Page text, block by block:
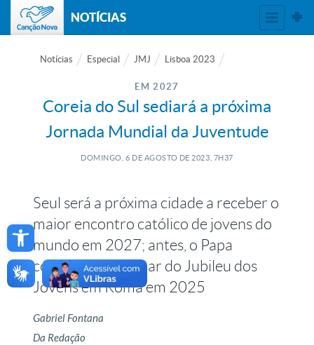
Open toolbar
NOTÍCIAS
Notícias Especial JMJ Lisboa 2023
EM 2027
Coreia do Sul sediará a próxima
Jornada Mundial da Juventude
DOMINGO, 6 DE AGOSTO DE 2023, 7H37
Seul será a próxima cidade a receber o
maior encontro católico de jovens do
mundo em 2027; antes, o Papa
convida a participar do Jubileu dos
Jovens em Roma em 2025
Gabriel Fontana
Da Redação